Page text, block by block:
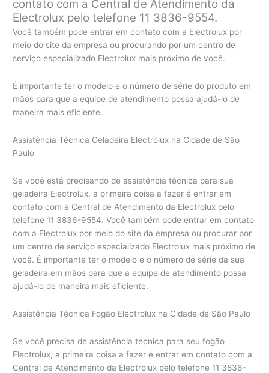
contato com a Central de Atendimento da
Electrolux pelo telefone 11 3836-9554.
Você também pode entrar em contato com a Electrolux por
meio do site da empresa ou procurando por um centro de
serviço especializado Electrolux mais próximo de você.
É importante ter o modelo e o número de série do produto em
mãos para que a equipe de atendimento possa ajudá-lo de
maneira mais eficiente.
Assistência Técnica Geladeira Electrolux na Cidade de São
Paulo
Se você está precisando de assistência técnica para sua
geladeira Electrolux, a primeira coisa a fazer é entrar em
contato com a Central de Atendimento da Electrolux pelo
telefone 11 3836-9554. Você também pode entrar em contato
com a Electrolux por meio do site da empresa ou procurar por
um centro de serviço especializado Electrolux mais próximo de
você. É importante ter o modelo e o número de série da sua
geladeira em mãos para que a equipe de atendimento possa
ajudá-lo de maneira mais eficiente.
Assistência Técnica Fogão Electrolux na Cidade de São Paulo
Se você precisa de assistência técnica para seu fogão
Electrolux, a primeira coisa a fazer é entrar em contato com a
Central de Atendimento da Electrolux pelo telefone 11 3836-